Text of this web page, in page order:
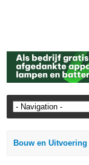
Bouw en Uitvoering